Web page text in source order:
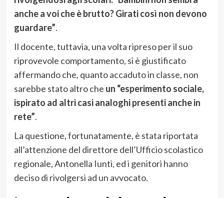
anche a voi che è brutto? Girati così non devono
guardare”.
Il docente, tuttavia, una volta ripreso per il suo
riprovevole comportamento, si è giustificato
affermando che, quanto accaduto in classe, non
sarebbe stato altro che un “esperimento sociale,
ispirato ad altri casi analoghi presenti anche in
rete”.
La questione, fortunatamente, è stata riportata
all’attenzione del direttore dell’Ufficio scolastico
regionale, Antonella Iunti, ed i genitori hanno
deciso di rivolgersi ad un avvocato.